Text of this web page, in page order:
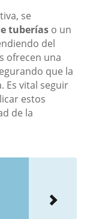
se
tuberías o un
del
ofrecen una
que la
Es vital seguir
estos
de la